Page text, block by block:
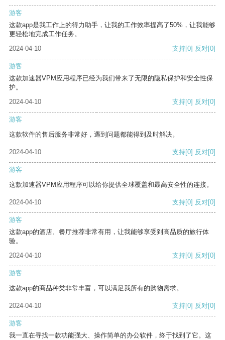
游客
这款app是我工作上的得力助手，让我的工作效率提高了50%，让我能够
更轻松地完成工作任务。
2024-04-10
支持[0] 反对[0]
游客
这款加速器VPM应用程序已经为我们带来了无限的隐私保护和安全性保
护。
2024-04-10
支持[0] 反对[0]
游客
这款软件的售后服务非常好，遇到问题都能得到及时解决。
2024-04-10 支持[0] 反对[0]
游客
这款加速器VPM应用程序可以给你提供全球覆盖和最高安全性的连接。
2024-04-10 支持[0] 反对[0]
游客
这款app的酒店、餐厅推荐非常有用，让我能够享受到高品质的旅行体
验。
2024-04-10
支持[0] 反对[0]
游客
这款app的商品种类非常丰富，可以满足我所有的购物需求。
2024-04-10 支持[0] 反对[0]
游客
我一直在寻找一款功能强大、操作简单的办公软件，终于找到了它。这